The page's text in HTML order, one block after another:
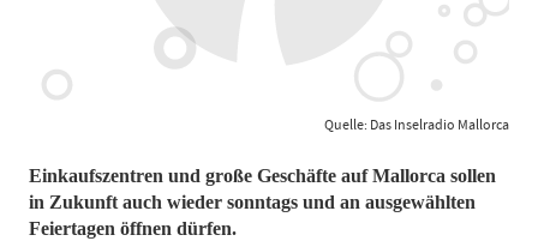
Quelle: Das Inselradio Mallorca
Einkaufszentren und große Geschäfte auf Mallorca sollen
in Zukunft auch wieder sonntags und an ausgewählten
Feiertagen öffnen dürfen.